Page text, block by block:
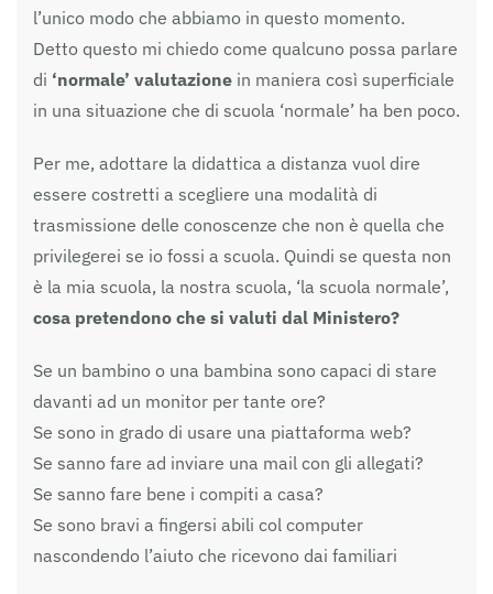
l’unico modo che abbiamo in questo momento.
Detto questo mi chiedo come qualcuno possa parlare
di ‘normale’ valutazione in maniera così superficiale
in una situazione che di scuola ‘normale’ ha ben poco.
Per me, adottare la didattica a distanza vuol dire
essere costretti a scegliere una modalità di
trasmissione delle conoscenze che non è quella che
privilegerei se io fossi a scuola. Quindi se questa non
è la mia scuola, la nostra scuola, ‘la scuola normale’,
cosa pretendono che si valuti dal Ministero?
Se un bambino o una bambina sono capaci di stare
davanti ad un monitor per tante ore?
Se sono in grado di usare una piattaforma web?
Se sanno fare ad inviare una mail con gli allegati?
Se sanno fare bene i compiti a casa?
Se sono bravi a fingersi abili col computer
nascondendo l’aiuto che ricevono dai familiari